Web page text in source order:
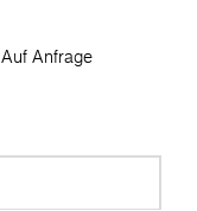
Auf Anfrage